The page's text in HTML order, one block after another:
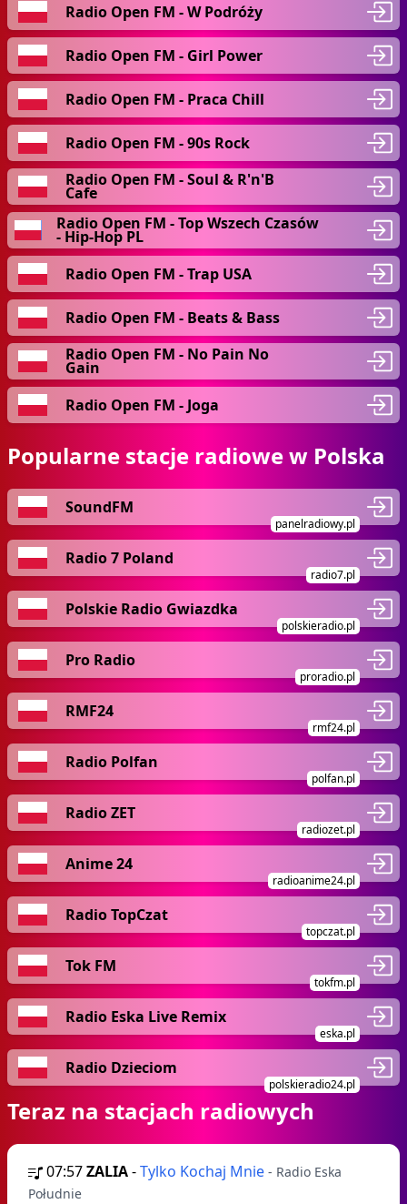
Radio Open FM - W Podróży
Radio Open FM - Girl Power
Radio Open FM - Praca Chill
Radio Open FM - 90s Rock
Radio Open FM - Soul & R'n'B
Cafe
Radio Open FM - Top Wszech Czasów
- Hip-Hop PL
Radio Open FM - Trap USA
Radio Open FM - Beats & Bass
Radio Open FM - No Pain No
Gain
Radio Open FM - Joga
Popularne stacje radiowe w Polska
SoundFM
panelradiowy.pl
Radio 7 Poland
radio7.pl
Polskie Radio Gwiazdka
polskieradio.pl
Pro Radio
proradio.pl
RMF24
rmf24.pl
Radio Polfan
polfan.pl
Radio ZET
radiozet.pl
Anime 24
radioanime24.pl
Radio TopCzat
topczat.pl
Tok FM
tokfm.pl
Radio Eska Live Remix
eska.pl
Radio Dzieciom
polskieradio24.pl
Teraz na stacjach radiowych
07:57ZALIA-Tylko Kochaj Mnie - Radio Eska
Południe